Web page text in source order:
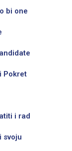
bi one
Pokret
i rad
svoju